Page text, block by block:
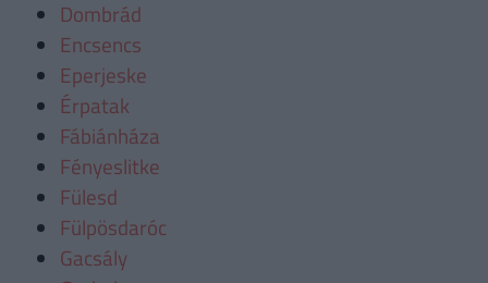
Dombrád
Encsencs
Eperjeske
Érpatak
Fábiánháza
Fényeslitke
Fülesd
Fülpösdaróc
Gacsály